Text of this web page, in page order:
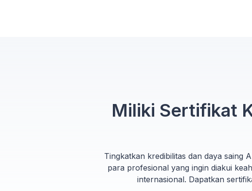
Miliki Sertifikat
Tingkatkan kredibilitas dan daya saing
para profesional yang ingin diakui
internasional. Dapatkan